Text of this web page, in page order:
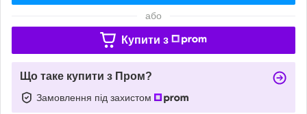
або
Купити з
Що таке купити з Пром?
Замовлення під захистом